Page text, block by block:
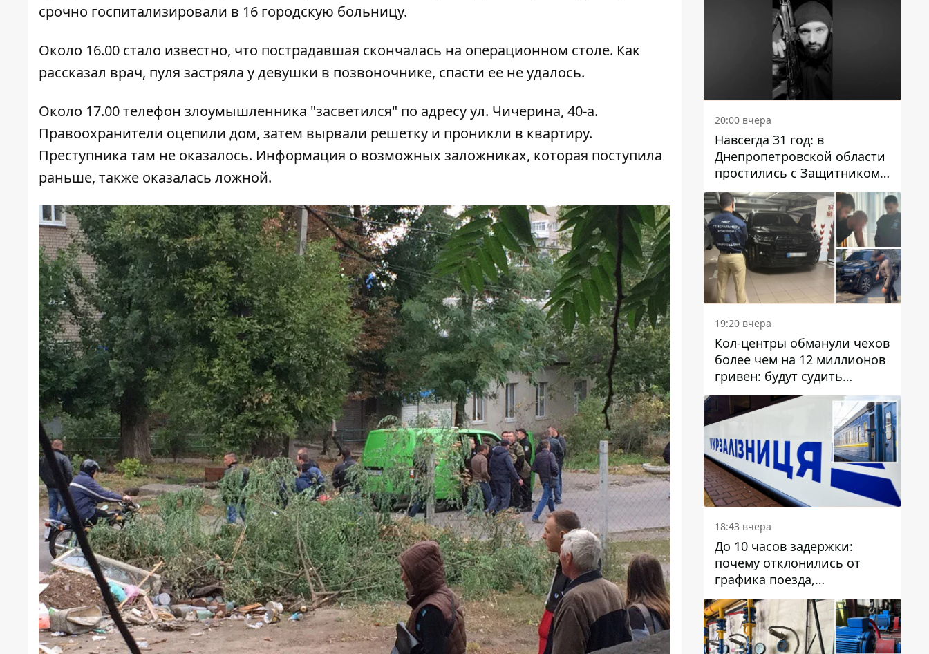
срочно госпитализировали в 16 городскую больницу.
Около 16.00 стало известно, что пострадавшая скончалась на операционном столе. Как
рассказал врач, пуля застряла у девушки в позвоночнике, спасти ее не удалось.
Около 17.00 телефон злоумышленника "засветился" по адресу ул. Чичерина, 40-а.
Правоохранители оцепили дом, затем вырвали решетку и проникли в квартиру.
Преступника там не оказалось. Информация о возможных заложниках, которая поступила
раньше, также оказалась ложной.
20:00 вчера
Навсегда 31 год: в
Днепропетровской области
простились с Защитником
Александром Репиным
19:20 вчера
Кол-центры обманули чехов
более чем на 12 миллионов
гривен: будут судить
днепрянина,
организовавшего
транснациональную
преступную организацию
18:43 вчера
До 10 часов задержки:
почему отклонились от
графика поезда,
курсирующие через Днепр
и область